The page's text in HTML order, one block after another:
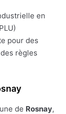
en
pour des
règles
de Rosnay,